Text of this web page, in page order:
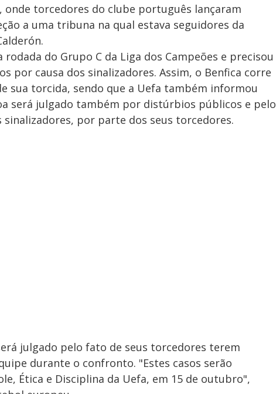
torcedores do clube português lançaram
a uma tribuna na qual estava seguidores da
do Grupo C da Liga dos Campeões e precisou
por causa dos sinalizadores. Assim, o Benfica corre
sua torcida, sendo que a Uefa também informou
será julgado também por distúrbios públicos e pelo
por parte dos seus torcedores.
julgado pelo fato de seus torcedores terem
durante o confronto. "Estes casos serão
Ética e Disciplina da Uefa, em 15 de outubro",